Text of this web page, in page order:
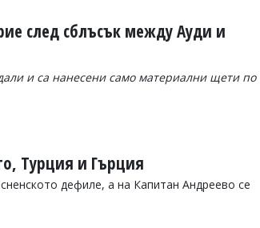
след сблъсък между Ауди и
и са нанесени само материални щети по
Турция и Гърция
дефиле, а на Капитан Андреево се